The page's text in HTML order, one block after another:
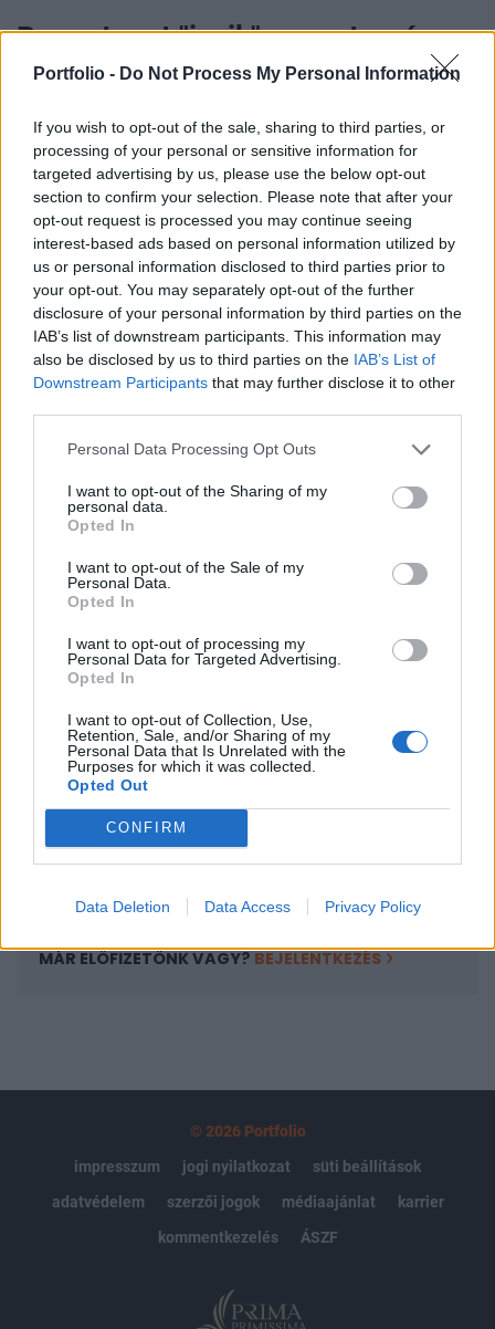
Portfolio - Do Not Process My Personal Information
If you wish to opt-out of the sale, sharing to third parties, or
processing of your personal or sensitive information for
targeted advertising by us, please use the below opt-out
section to confirm your selection. Please note that after your
opt-out request is processed you may continue seeing
interest-based ads based on personal information utilized by
us or personal information disclosed to third parties prior to
your opt-out. You may separately opt-out of the further
disclosure of your personal information by third parties on the
IAB’s list of downstream participants. This information may
also be disclosed by us to third parties on the IAB’s List of
Downstream Participants that may further disclose it to other
Personal Data Processing Opt Outs
I want to opt-out of the Sharing of my
personal data.
Opted In
I want to opt-out of the Sale of my
Personal Data.
Opted In
I want to opt-out of processing my
Personal Data for Targeted Advertising.
Opted In
I want to opt-out of Collection, Use,
Retention, Sale, and/or Sharing of my
Personal Data that Is Unrelated with the
Purposes for which it was collected.
Opted Out
CONFIRM
Data Deletion Data Access Privacy Policy
Rengeteget "iszik" a mesterséges
intelligencia, és ez nagy bajt okoz
Portfolio
2023. december 06. 08:50
A generatív AI-boom rengeteg innovációt hozott
az emberiségnek, de egy fontos környezetvédelmi
problémát is előtérbe helyez: a technológiai
multik jelentős és növekvő vízfelhasználását.
WOOD & Co. Investor Day 2026Idén ősszel első
alkalommal érkezik a WOOD & Company exkluzív
Budapest Marriott Hotelben szűk körben találkozhatnak a
partnerei és a befektetési piac meghatározó szereplői.
Egyedülálló...
KEDVES OLVASÓNK!
A keresett cikk a portfolio.hu hírarchívumához
tartozik, melynek olvasása előfizetéses
Az előfizetés a következőket tartalmazza:
Portfolio.hu teljes cikkarchívum
Kötéslisták: BÉT elmúlt 2 év napon belüli
kötéslistái
MÁR ELŐFIZETŐNK VAGY?BEJELENTKEZÉS
© 2026 Portfolio
impresszum
jogi nyilatkozat
süti beállítások
adatvédelem
szerzői jogok médiaajánlat
karrier
kommentkezelés
ÁSZF